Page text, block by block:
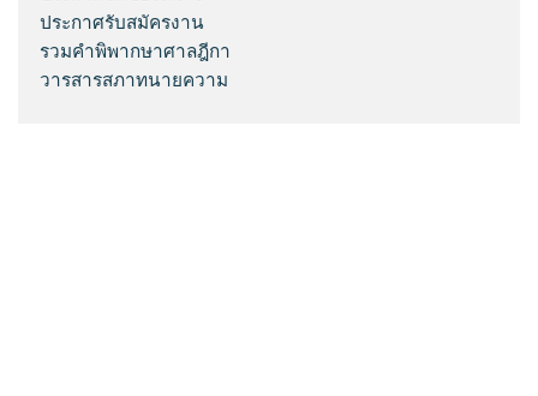
ประกาศรับสมัครงาน
รวมคำพิพากษาศาลฎีกา
วารสารสภาทนายความ